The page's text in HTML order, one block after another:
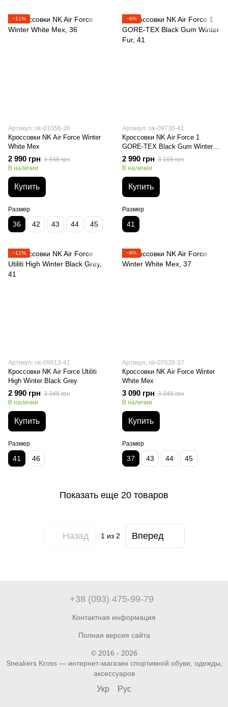
−11%
Артикул: nk-01056-36
Кроссовки NK Air Force Winter
White Мех
2 990 грн 3 348 грн
В наличии
Купить
Размер
36 42 43 44 45
−6%
Артикул: nk-09736-41
Кроссовки NK Air Force 1
GORE-TEX Black Gum Winter
Fur
2 990 грн 3 168 грн
В наличии
Купить
Размер
41
−11%
Артикул: nk-09813-41
Кроссовки NK Air Force Utiliti
High Winter Black Grey
2 990 грн 3 348 грн
В наличии
Купить
Размер
41 46
−8%
Артикул: nk-07626-37
Кроссовки NK Air Force Winter
White Мех
3 090 грн 3 348 грн
В наличии
Купить
Размер
37 43 44 45
Показать еще 20 товаров
Назад 1 из 2 Вперед
+38 (093) 475-99-79
Контактная информация
Полная версия сайта
© 2016 - 2026
Sneakers Kross — интернет-магазин спортивной обуви, одежды,
аксессуаров
Укр Рус